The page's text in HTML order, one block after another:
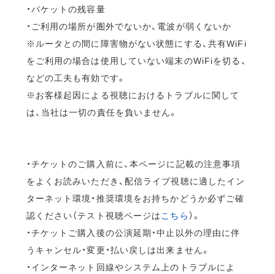
・パケットの残容量
・ご利用の場所が圏外でないか、電波が弱くないか
※ルータとの間に障害物がない状態にする、共有WiFi
をご利用の場合は使用していない端末のWiFiを切る、
などの工夫も有効です。
※お客様起因による視聴におけるトラブルに関して
は、当社は一切の責任を負いません。
・チケットのご購入前に、本ページに記載の注意事項
をよくお読みいただき、配信ライブ視聴に適したイン
ターネット環境・推奨環境をお持ちかどうか必ずご確
認ください（テスト視聴ページは こちら）。
・チケットご購入後の公演延期・中止以外の理由に伴
うキャンセル・変更・払い戻しは出来ません。
・インターネット回線やシステム上のトラブルによ